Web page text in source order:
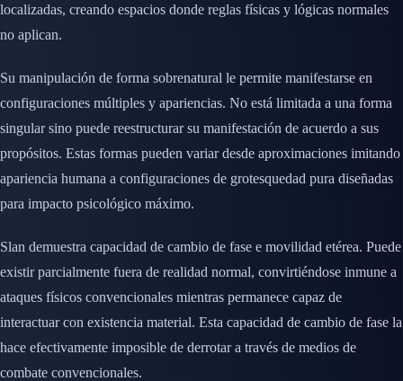
localizadas, creando espacios donde reglas físicas y lógicas normales
no aplican.
Su manipulación de forma sobrenatural le permite manifestarse en
configuraciones múltiples y apariencias. No está limitada a una forma
singular sino puede reestructurar su manifestación de acuerdo a sus
propósitos. Estas formas pueden variar desde aproximaciones imitando
apariencia humana a configuraciones de grotesquedad pura diseñadas
para impacto psicológico máximo.
Slan demuestra capacidad de cambio de fase e movilidad etérea. Puede
existir parcialmente fuera de realidad normal, convirtiéndose inmune a
ataques físicos convencionales mientras permanece capaz de
interactuar con existencia material. Esta capacidad de cambio de fase la
hace efectivamente imposible de derrotar a través de medios de
combate convencionales.